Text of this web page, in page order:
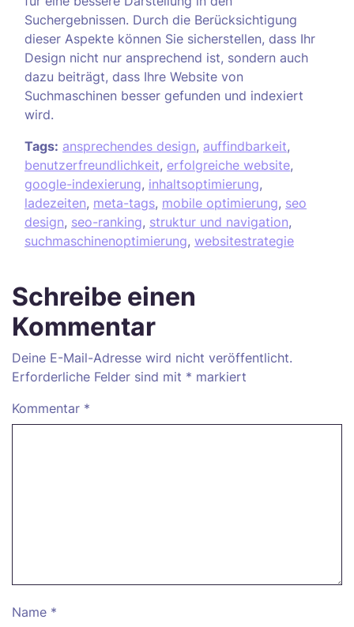
Suchergebnissen. Durch die Berücksichtigung
dieser Aspekte können Sie sicherstellen, dass Ihr
Design nicht nur ansprechend ist, sondern auch
dazu beiträgt, dass Ihre Website von
Suchmaschinen besser gefunden und indexiert
wird.
Tags: ansprechendes design, auffindbarkeit,
benutzerfreundlichkeit, erfolgreiche website,
google-indexierung, inhaltsoptimierung,
ladezeiten, meta-tags, mobile optimierung, seo
design, seo-ranking, struktur und navigation,
suchmaschinenoptimierung, websitestrategie
Schreibe einen
Kommentar
Deine E-Mail-Adresse wird nicht veröffentlicht.
Erforderliche Felder sind mit * markiert
Kommentar *
Name *